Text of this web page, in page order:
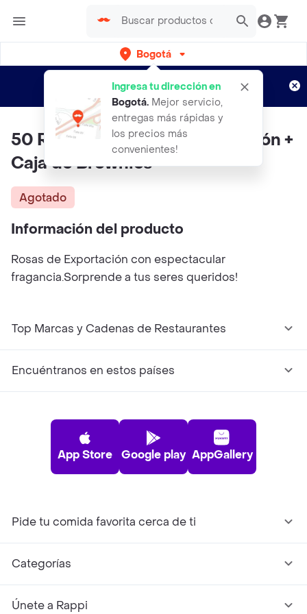
Bogotá
Ingresa tu dirección en
Bogotá. Mejor servicio,
entregas más rápidas y
los precios más
convenientes!
envíos gratis por semanas
Aplican TyC
50 Rosas Blancas de Exportación +
Caja de Brownies
Agotado
Información del producto
Rosas de Exportación con espectacular
fragancia.Sorprende a tus seres queridos!
Top Marcas y Cadenas de Restaurantes
Encuéntranos en estos países
App Store Google play AppGallery
Pide tu comida favorita cerca de ti
Categorías
Únete a Rappi